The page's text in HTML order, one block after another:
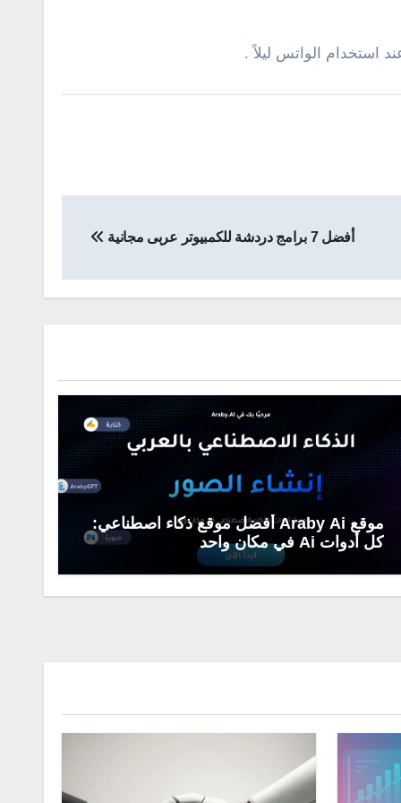
استخدام الواتس ليلاً .
أفضل 7 برامج دردشة للكمبيوتر عربى مجانية
موقع Araby Ai أفضل موقع ذكاء اصطناعي:
كل أدوات Ai في مكان واحد